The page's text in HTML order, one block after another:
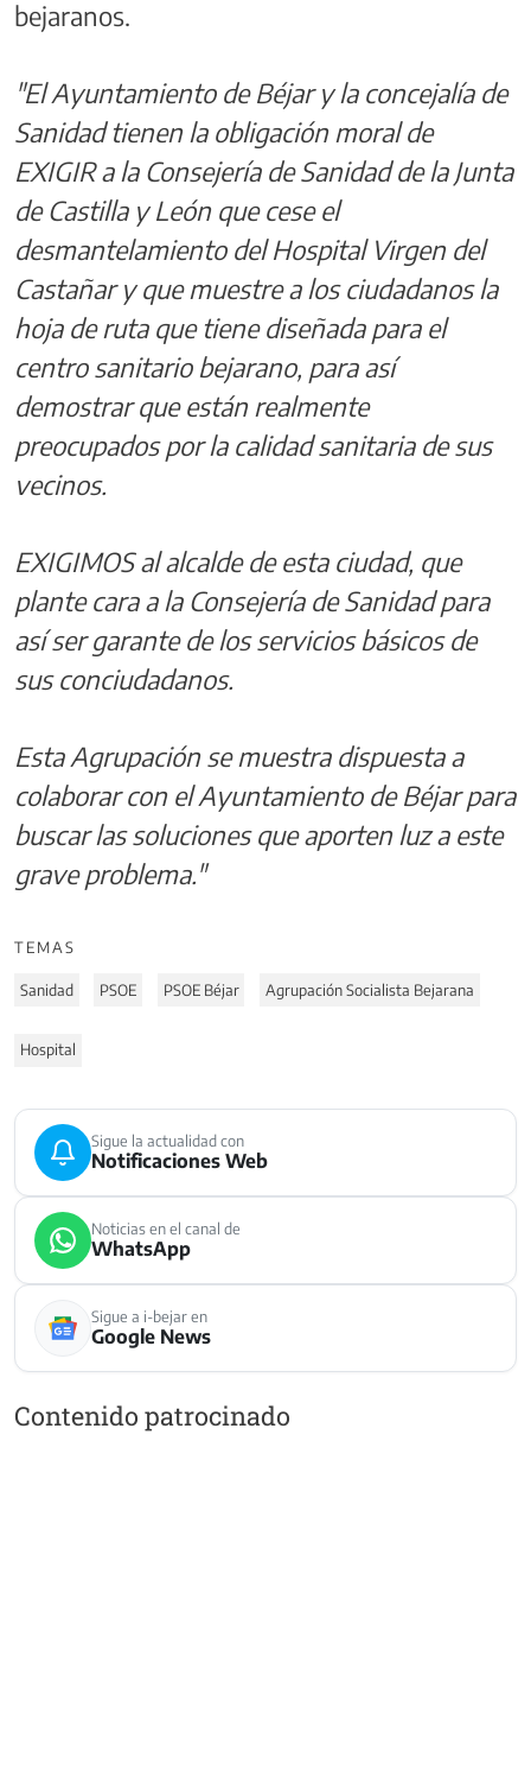
bejaranos.
"El Ayuntamiento de Béjar y la concejalía de
Sanidad tienen la obligación moral de
EXIGIR a la Consejería de Sanidad de la Junta
de Castilla y León que cese el
desmantelamiento del Hospital Virgen del
Castañar y que muestre a los ciudadanos la
hoja de ruta que tiene diseñada para el
centro sanitario bejarano, para así
demostrar que están realmente
preocupados por la calidad sanitaria de sus
vecinos.
EXIGIMOS al alcalde de esta ciudad, que
plante cara a la Consejería de Sanidad para
así ser garante de los servicios básicos de
sus conciudadanos.
Esta Agrupación se muestra dispuesta a
colaborar con el Ayuntamiento de Béjar para
buscar las soluciones que aporten luz a este
grave problema."
TEMAS
Sanidad PSOE PSOE Béjar Agrupación Socialista Bejarana
Hospital
Sigue la actualidad con
Notificaciones Web
Noticias en el canal de
WhatsApp
Sigue a i-bejar en
Google News
Contenido patrocinado